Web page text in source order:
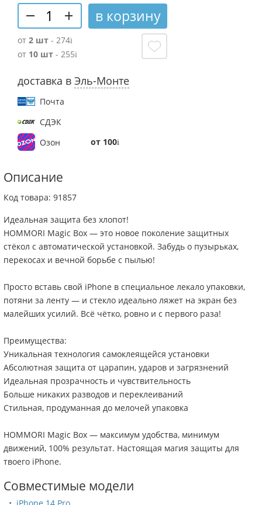
в корзину
от 2 шт - 274
от 10 шт - 255
доставка в Эль-Монте
Почта
СДЭК
Озон
от 100
Описание
Код товара: 91857
Идеальная защита без хлопот!
HOMMORI Magic Box — это новое поколение защитных
стёкол с автоматической установкой. Забудь о пузырьках,
перекосах и вечной борьбе с пылью!
Просто вставь свой iPhone в специальное лекало упаковки,
потяни за ленту — и стекло идеально ляжет на экран без
малейших усилий. Всё чётко, ровно и с первого раза!
Преимущества:
Уникальная технология самоклеящейся установки
Абсолютная защита от царапин, ударов и загрязнений
Идеальная прозрачность и чувствительность
Больше никаких разводов и переклеиваний
Стильная, продуманная до мелочей упаковка
HOMMORI Magic Box — максимум удобства, минимум
движений, 100% результат. Настоящая магия защиты для
твоего iPhone.
Совместимые модели